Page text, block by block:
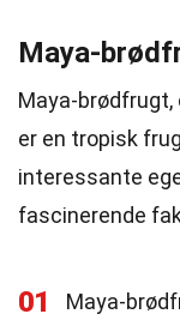
Maya-
Maya-
er en tropisk
interessante
fascinerende
01
Maya-